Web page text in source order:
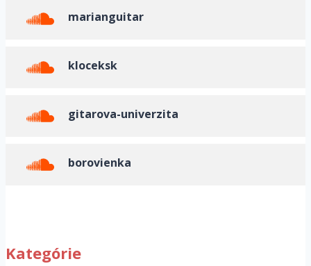
marianguitar
kloceksk
gitarova-univerzita
borovienka
Kategórie